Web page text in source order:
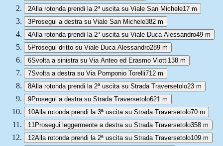
2Alla rotonda prendi la 2ª uscita su Viale San Michele17 m
3Prosegui a destra su Viale San Michele382 m
4Alla rotonda prendi la 2ª uscita su Viale Duca Alessandro49 m
5Prosegui dritto su Viale Duca Alessandro289 m
6Svolta a sinistra su Via Anteo ed Erasmo Viotti138 m
7Svolta a destra su Via Pomponio Torelli712 m
8Alla rotonda prendi la 2ª uscita su Strada Traversetolo23 m
9Prosegui a destra su Strada Traversetolo621 m
10Alla rotonda prendi la 3ª uscita su Strada Traversetolo70 m
11 Prosegui leggermente a destra su Strada Traversetolo358 m
12Alla rotonda prendi la 2ª uscita su Strada Traversetolo109 m